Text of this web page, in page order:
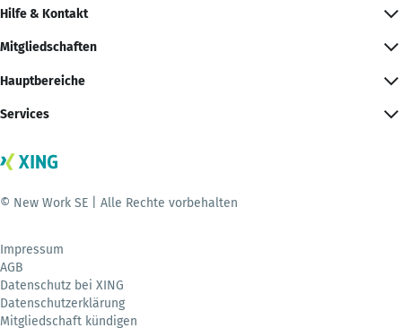
Hilfe & Kontakt
Mitgliedschaften
Hauptbereiche
Services
© New Work SE | Alle Rechte vorbehalten
Impressum
AGB
Datenschutz bei XING
Datenschutzerklärung
Mitgliedschaft kündigen